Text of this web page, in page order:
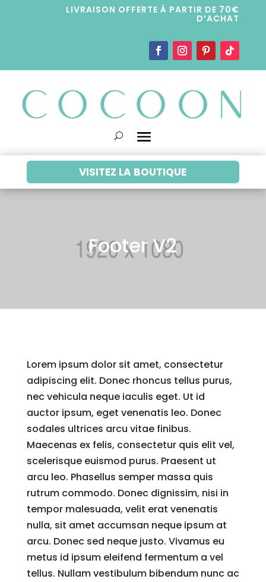
LIVRAISON OFFERTE À PARTIR DE 70€
D’ACHAT
VISITEZ LA BOUTIQUE
Footer V2
Lorem ipsum dolor sit amet, consectetur
adipiscing elit. Donec rhoncus tellus purus,
nec vehicula neque iaculis eget. Ut id
auctor ipsum, eget venenatis leo. Donec
sodales ultrices arcu vitae finibus.
Maecenas ex felis, consectetur quis elit vel,
scelerisque euismod purus. Praesent ut
arcu leo. Phasellus semper massa quis
rutrum commodo. Donec dignissim, nisi in
tempor malesuada, velit erat venenatis
nulla, sit amet accumsan neque ipsum at
arcu. Donec sed neque justo. Vivamus eu
metus id ipsum eleifend fermentum a vel
tellus. Nullam vestibulum bibendum nunc ac